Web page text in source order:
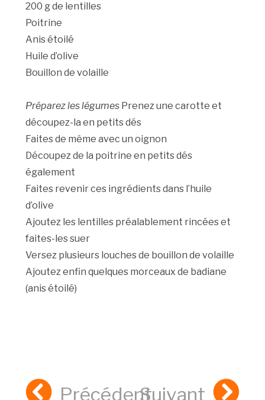
200 g de lentilles
Poitrine
Anis étoilé
Huile d’olive
Bouillon de volaille
Préparez les légumes Prenez une carotte et
découpez-la en petits dés
Faites de même avec un oignon
Découpez de la poitrine en petits dés
également
Faites revenir ces ingrédients dans l’huile
d’olive
Ajoutez les lentilles préalablement rincées et
faites-les suer
Versez plusieurs louches de bouillon de volaille
Ajoutez enfin quelques morceaux de badiane
(anis étoilé)
PrécédentSuivant